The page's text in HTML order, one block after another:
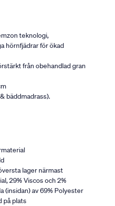
teknologi,
hörnfjädrar för ökad
från obehandlad gran
bäddmadrass).
lager närmast
29% Viscos och 2%
(insidan) av 69% Polyester
på plats